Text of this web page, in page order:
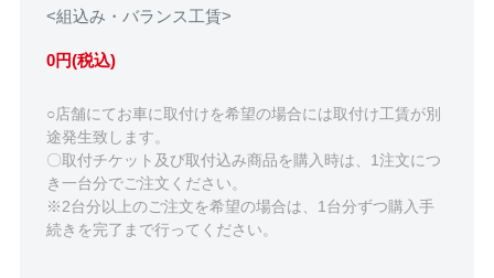
<組込み・バランス工賃>
0円(税込)
○店舗にてお車に取付けを希望の場合には取付け工賃が別
途発生致します。
〇取付チケット及び取付込み商品を購入時は、1注文につ
き一台分でご注文ください。
※2台分以上のご注文を希望の場合は、1台分ずつ購入手
続きを完了まで行ってください。